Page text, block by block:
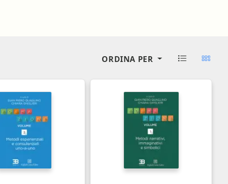
Veterinario - Igiene prod., trasf.,
alimenti di origine animale e
Veterinario - sanità animale
ORDINA PER